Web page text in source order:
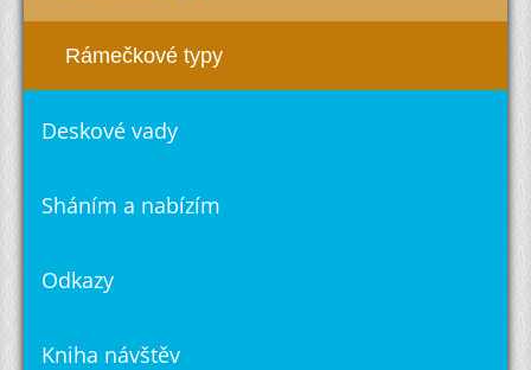
Rámečkové typy
Deskové vady
Sháním a nabízím
Odkazy
Kniha návštěv